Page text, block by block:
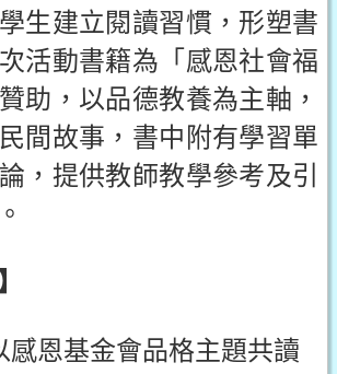
生建立閱讀習慣，形塑書
活動書籍為「感恩社會福
助，以品德教養為主軸，
間故事，書中附有學習單
，提供教師教學參考及引
感恩基金會品格主題共讀